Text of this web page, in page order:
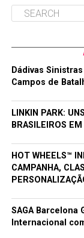
Dádivas
Campos de
LINKIN PARK:
BRASILEIROS
HOT WHEELS™
CAMPANHA,
SAGA Barcelona
Internacional